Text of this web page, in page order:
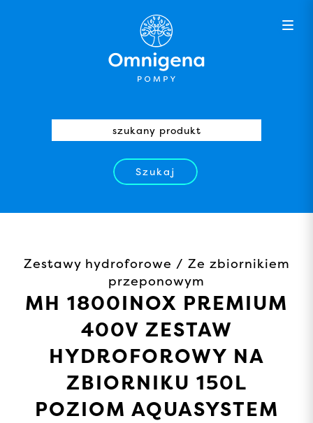
Szukaj
Zestawy hydroforowe / Ze zbiornikiem
przeponowym
MH 1800INOX PREMIUM
400V ZESTAW
HYDROFOROWY NA
ZBIORNIKU 150L
POZIOM AQUASYSTEM